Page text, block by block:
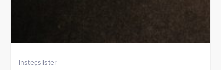
Instegslister